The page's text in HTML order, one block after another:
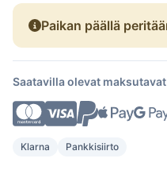
Paikan päällä
Saatavilla olevat maksutavat
Klarna Pankkisiirto